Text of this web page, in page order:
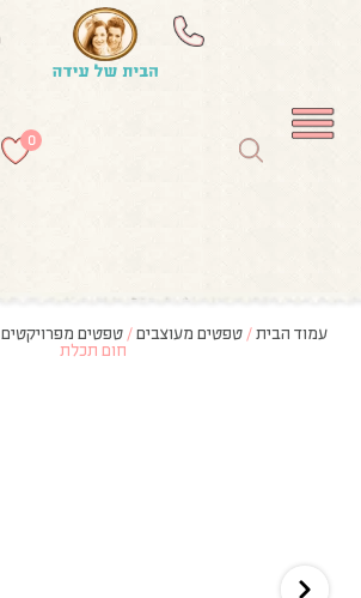
0
עמוד הבית/טפטים מעוצבים/טפטים מפרויקטים
חום תכלת